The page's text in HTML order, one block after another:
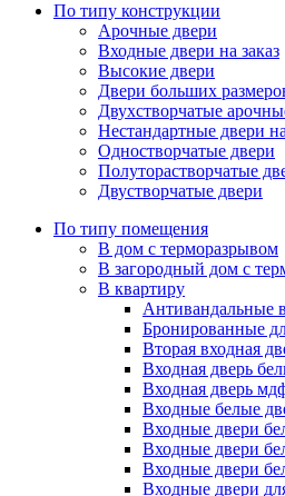
По типу конструкции
Арочные двери
Входные двери на заказ
Высокие двери
Двери больших
Двухстворчатые
Нестандартные двери
Одностворчатые двери
Полуторастворчатые
Двустворчатые двери
По типу помещения
В дом с терморазрывом
В загородный дом с
В квартиру
Антивандальные
Бронированные
Вторая входная
Входная дверь
Входная дверь
Входные белые
Входные двери
Входные двери
Входные двери
Входные двери